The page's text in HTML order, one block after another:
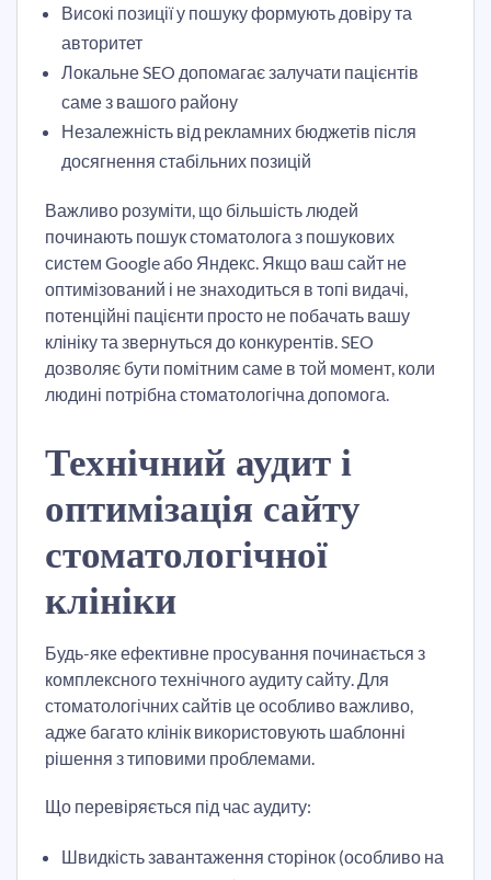
Високі позиції у пошуку формують довіру та
авторитет
Локальне SEO допомагає залучати пацієнтів
саме з вашого району
Незалежність від рекламних бюджетів після
досягнення стабільних позицій
Важливо розуміти, що більшість людей
починають пошук стоматолога з пошукових
систем Google або Яндекс. Якщо ваш сайт не
оптимізований і не знаходиться в топі видачі,
потенційні пацієнти просто не побачать вашу
клініку та звернуться до конкурентів. SEO
дозволяє бути помітним саме в той момент, коли
людині потрібна стоматологічна допомога.
Технічний аудит і
оптимізація сайту
стоматологічної
клініки
Будь-яке ефективне просування починається з
комплексного технічного аудиту сайту. Для
стоматологічних сайтів це особливо важливо,
адже багато клінік використовують шаблонні
рішення з типовими проблемами.
Що перевіряється під час аудиту:
Швидкість завантаження сторінок (особливо на